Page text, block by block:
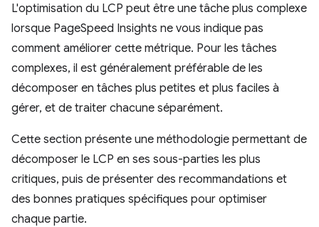
L'optimisation du LCP peut être une tâche plus complexe
lorsque PageSpeed Insights ne vous indique pas
comment améliorer cette métrique. Pour les tâches
complexes, il est généralement préférable de les
décomposer en tâches plus petites et plus faciles à
gérer, et de traiter chacune séparément.
Cette section présente une méthodologie permettant de
décomposer le LCP en ses sous-parties les plus
critiques, puis de présenter des recommandations et
des bonnes pratiques spécifiques pour optimiser
chaque partie.